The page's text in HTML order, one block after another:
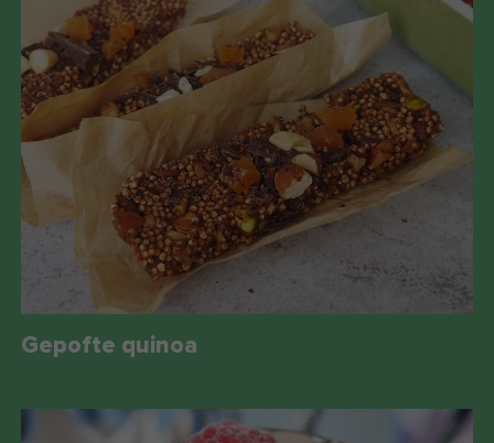
Gepofte quinoa